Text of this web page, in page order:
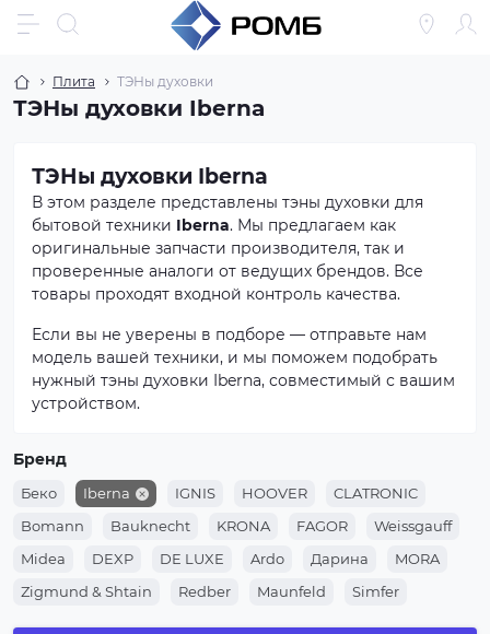
Плита ТЭНы духовки
ТЭНы духовки Iberna
ТЭНы духовки Iberna
В этом разделе представлены тэны духовки для
бытовой техники Iberna. Мы предлагаем как
оригинальные запчасти производителя, так и
проверенные аналоги от ведущих брендов. Все
товары проходят входной контроль качества.
Если вы не уверены в подборе — отправьте нам
модель вашей техники, и мы поможем подобрать
нужный тэны духовки Iberna, совместимый с вашим
устройством.
Бренд
Беко Iberna IGNIS HOOVER
CLATRONIC
Bomann
Bauknecht KRONA FAGOR
Weissgauff
Midea
DEXP DE LUXE Ardo Дарина
MORA
Zigmund & Shtain
Redber Maunfeld
Simfer
Schaub Lorenz
LERAN Универсальные
Korting